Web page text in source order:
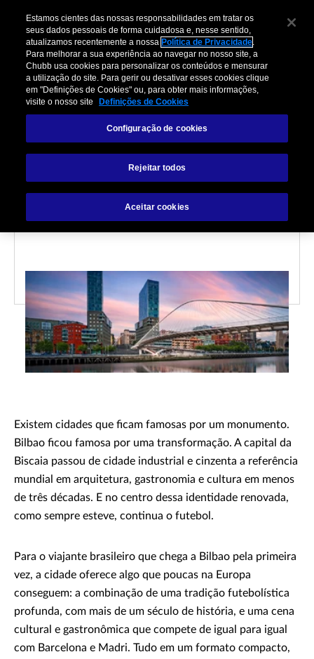
VIAGEM
O Que Fazer em Bilbao:
Futebol e Cultura Basca |
Guia Completo 2026
Existem cidades que ficam famosas por um monumento.
Bilbao ficou famosa por uma transformação. A capital da
Biscaia passou de cidade industrial e cinzenta a referência
mundial em arquitetura, gastronomia e cultura em menos
de três décadas. E no centro dessa identidade renovada,
como sempre esteve, continua o futebol.
Para o viajante brasileiro que chega a Bilbao pela primeira
vez, a cidade oferece algo que poucas na Europa
conseguem: a combinação de uma tradição futebolística
profunda, com mais de um século de história, e uma cena
cultural e gastronômica que compete de igual para igual
com Barcelona e Madri. Tudo em um formato compacto,
Estamos cientes das nossas responsabilidades em tratar os
seus dados pessoais de forma cuidadosa e, nesse sentido,
atualizamos recentemente a nossa Política de Privacidade.
Para melhorar a sua experiência ao navegar no nosso site, a
Chubb usa cookies para personalizar os conteúdos e mensurar
a utilização do site. Para gerir ou desativar esses cookies clique
em "Definições de Cookies" ou, para obter mais informações,
visite o nosso site
Definições de Cookies
Configuração de cookies
Rejeitar todos
Aceitar cookies